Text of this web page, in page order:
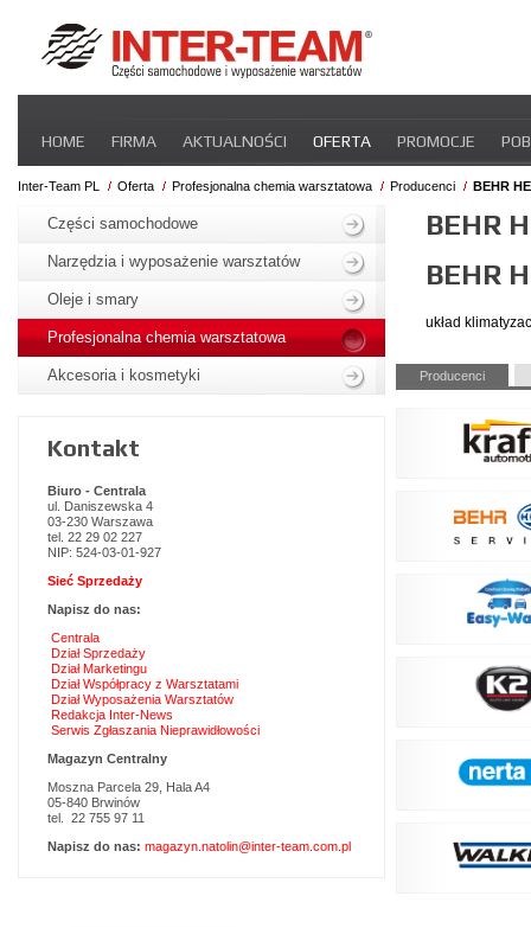
nawigacje
HOME FIRMA AKTUALNOŚCI OFERTA PROMOCJE
STREFA DLA PRZEWOŹNIKA CERTYFIKATY INTER-NEWS
Inter-Team PL Oferta Profesjonalna chemia warsztatowa Producenci BEHR
BEHR
BEHR
układ
Pomiń
nawigacje
Producenci
nawigacje
Części samochodowe
Narzędzia i wyposażenie warsztatów
Oleje i smary
Profesjonalna chemia warsztatowa
Akcesoria i kosmetyki
Kontakt
Biuro - Centrala
ul. Daniszewska 4
03-230 Warszawa
tel. 22 29 02 227
NIP: 524-03-01-927
Sieć Sprzedaży
Napisz do nas:
Centrala
Dział Sprzedaży
Dział Marketingu
Dział Współpracy z Warsztatami
Dział Wyposażenia Warsztatów
Redakcja Inter-News
Serwis Zgłaszania Nieprawidłowości
Magazyn Centralny
Moszna Parcela 29, Hala A4
05-840 Brwinów
tel. 22 755 97 11
Napisz do nas: magazyn.natolin@inter-team.com.pl